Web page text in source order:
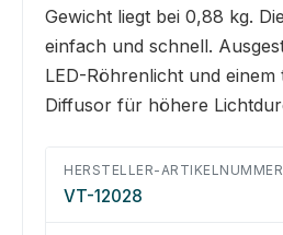
Gewicht liegt bei 0,88 kg.
einfach und schnell.
LED-Röhrenlicht und
Diffusor für höhere
HERSTELLER-ARTIKELNUMMER
VT-12028